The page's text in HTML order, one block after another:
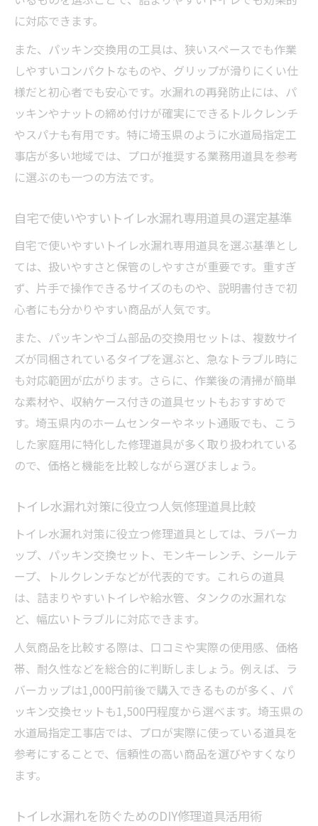
トイレ給水管水漏れの原因と早期発見法
ス術
給水管水漏れを未然に防ぐための点検方法
埼玉でトイレ水漏れ時に業者選びが重要な理由
トイレ水漏れ時に埼玉で業者選びが大切な
理由
埼玉県のトイレ水漏れで信頼業者が必要な
トイレ水漏れ対応で業者選びを失敗しない
コツ
トイレ水漏れ時の埼玉県での業者比較ポイ
ント
埼玉で安心できるトイレ水漏れ業者の特徴
修理料金や適正価格の見極めポイント
トイレ水漏れ修理料金の適正価格を見抜く
方法
修理料金比較でトイレ水漏れの無駄を抑え
るコツ
トイレ水漏れ修理の費用内訳と相場の考え
方
ポイント
トイレ水漏れに適した価格で業者を選ぶポ
イント
に対応できます。
また、パッキン交換用の工具は、狭いスペースでも作業
しやすいコンパクトなものや、グリップが滑りにくい仕
様だと初心者でも安心です。水漏れの再発防止には、パ
ッキンやナットの締め付けが確実にできるトルクレンチ
やスパナも有用です。特に埼玉県のように水道局指定工
事店が多い地域では、プロが推奨する業務用道具を参考
に選ぶのも一つの方法です。
自宅で使いやすいトイレ水漏れ専用道具の選定基準
自宅で使いやすいトイレ水漏れ専用道具を選ぶ基準とし
ては、扱いやすさと保管のしやすさが重要です。重すぎ
ず、片手で操作できるサイズのものや、説明書付きで初
心者にも分かりやすい商品が人気です。
また、パッキンやゴム部品の交換用セットは、複数サイ
ズが同梱されているタイプを選ぶと、急なトラブル時に
も対応範囲が広がります。さらに、作業後の清掃が簡単
な素材や、収納ケース付きの道具セットもおすすめで
す。埼玉県内のホームセンターやネット通販でも、こう
した家庭用に特化した修理道具が多く取り扱われている
ので、価格と機能を比較しながら選びましょう。
トイレ水漏れ対策に役立つ人気修理道具比較
トイレ水漏れ対策に役立つ修理道具としては、ラバーカ
ップ、パッキン交換セット、モンキーレンチ、シールテ
ープ、トルクレンチなどが代表的です。これらの道具
は、詰まりやすいトイレや給水管、タンクの水漏れな
ど、幅広いトラブルに対応できます。
人気商品を比較する際は、口コミや実際の使用感、価格
帯、耐久性などを総合的に判断しましょう。例えば、ラ
バーカップは1,000円前後で購入できるものが多く、パ
ッキン交換セットも1,500円程度から選べます。埼玉県の
水道局指定工事店では、プロが実際に使っている道具を
参考にすることで、信頼性の高い商品を選びやすくなり
ます。
トイレ水漏れを防ぐためのDIY修理道具活用術